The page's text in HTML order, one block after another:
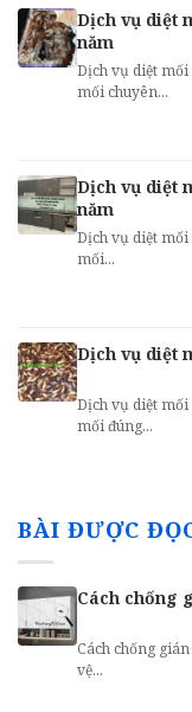
Dịch vụ diệt
năm
Dịch vụ diệt mối
mối chuyên...
Dịch vụ diệt
năm
Dịch vụ diệt mối
mối...
Dịch vụ diệt
Dịch vụ diệt mối
mối đúng...
BÀI ĐƯỢC
Cách chống
Cách chống
vệ...